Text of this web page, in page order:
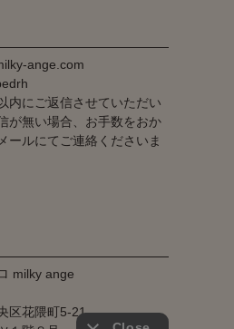
ップ
ange.com
内にご返信させていただい
が無い場合、お手数をおか
ールにてご連絡くださいま
milky ange
区花隈町5-21